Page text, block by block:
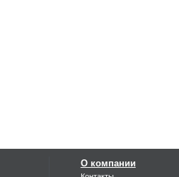
О компании